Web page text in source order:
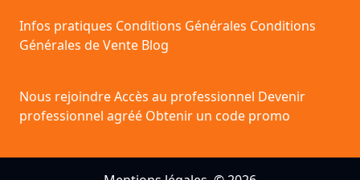
Infos pratiques Conditions Générales Conditions
Générales de Vente Blog
Nous rejoindreAccès au professionnel Devenir
professionnel agréé Obtenir un code promo